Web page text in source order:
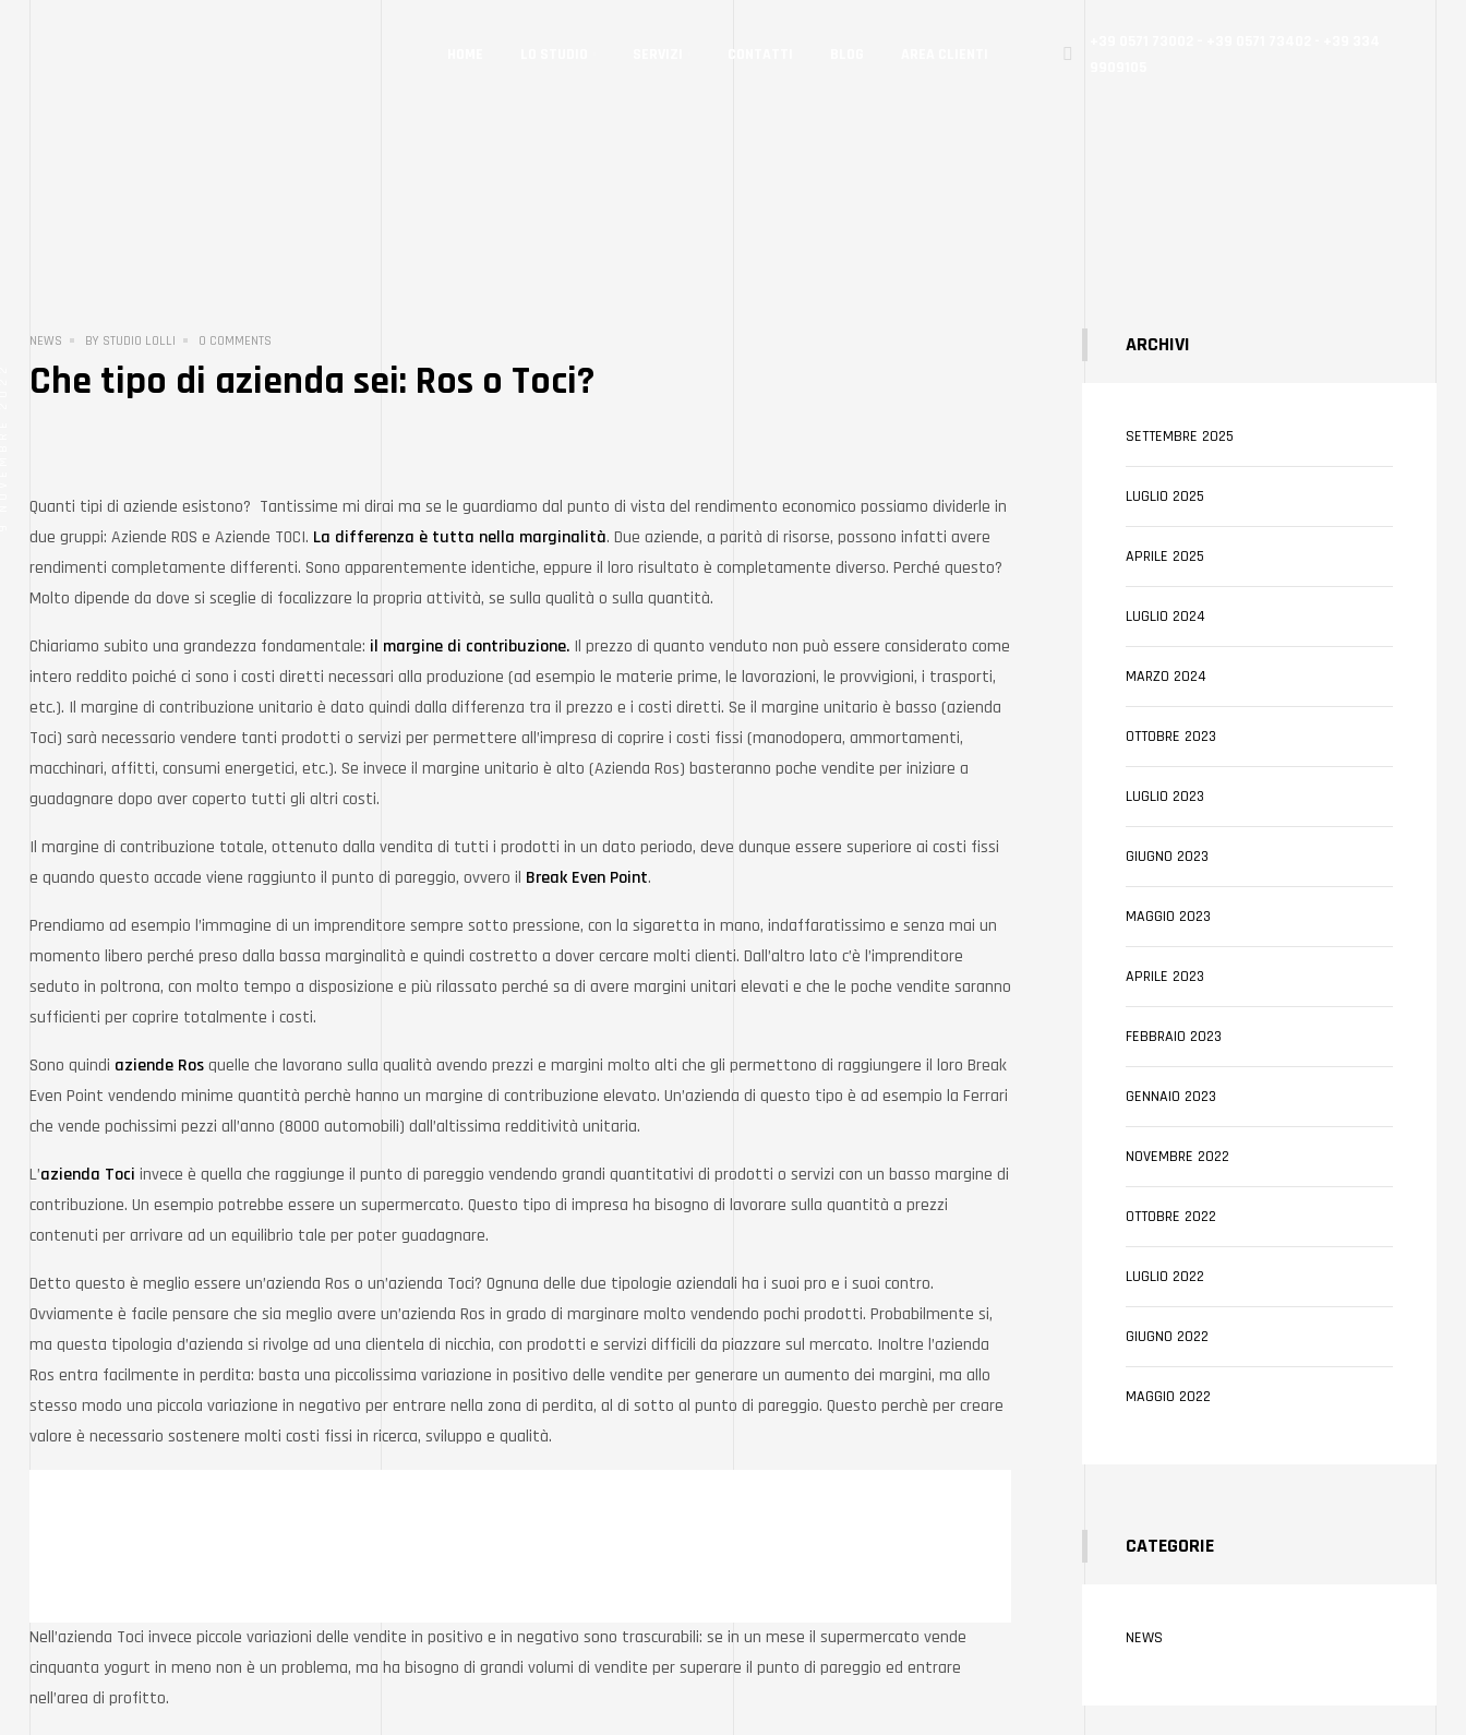
CONTATTI
NEWS BY STUDIO LOLLI 0 COMMENTS
Che tipo di azienda sei: Ros o Toci?
Quanti tipi di aziende esistono? Tantissime mi dirai ma se le guardiamo dal punto di vista del rendimento economico possiamo dividerle in
due gruppi: Aziende ROS e Aziende TOCI. La differenza è tutta nella marginalità. Due aziende, a parità di risorse, possono infatti avere
rendimenti completamente differenti. Sono apparentemente identiche, eppure il loro risultato è completamente diverso. Perché questo?
Molto dipende da dove si sceglie di focalizzare la propria attività, se sulla qualità o sulla quantità.
Chiariamo subito una grandezza fondamentale: il margine di contribuzione. Il prezzo di quanto venduto non può essere considerato come
intero reddito poiché ci sono i costi diretti necessari alla produzione (ad esempio le materie prime, le lavorazioni, le provvigioni, i trasporti,
etc.). Il margine di contribuzione unitario è dato quindi dalla differenza tra il prezzo e i costi diretti. Se il margine unitario è basso (azienda
Toci) sarà necessario vendere tanti prodotti o servizi per permettere all’impresa di coprire i costi fissi (manodopera, ammortamenti,
macchinari, affitti, consumi energetici, etc.). Se invece il margine unitario è alto (Azienda Ros) basteranno poche vendite per iniziare a
guadagnare dopo aver coperto tutti gli altri costi.
Il margine di contribuzione totale, ottenuto dalla vendita di tutti i prodotti in un dato periodo, deve dunque essere superiore ai costi fissi
e quando questo accade viene raggiunto il punto di pareggio, ovvero il Break Even Point.
Prendiamo ad esempio l’immagine di un imprenditore sempre sotto pressione, con la sigaretta in mano, indaffaratissimo e senza mai un
momento libero perché preso dalla bassa marginalità e quindi costretto a dover cercare molti clienti. Dall’altro lato c’è l’imprenditore
seduto in poltrona, con molto tempo a disposizione e più rilassato perché sa di avere margini unitari elevati e che le poche vendite saranno
sufficienti per coprire totalmente i costi.
Sono quindi aziende Rosquelle che lavorano sulla qualità avendo prezzi e margini molto alti che gli permettono di raggiungere il loro Break
Even Point vendendo minime quantità perchè hanno un margine di contribuzione elevato. Un’azienda di questo tipo è ad esempio la Ferrari
che vende pochissimi pezzi all’anno (8000 automobili) dall’altissima redditività unitaria.
L’azienda Toci invece è quella che raggiunge il punto di pareggio vendendo grandi quantitativi di prodotti o servizi con un basso margine di
contribuzione. Un esempio potrebbe essere un supermercato. Questo tipo di impresa ha bisogno di lavorare sulla quantità a prezzi
contenuti per arrivare ad un equilibrio tale per poter guadagnare.
Detto questo è meglio essere un’azienda Ros o un’azienda Toci? Ognuna delle due tipologie aziendali ha i suoi pro e i suoi contro.
Ovviamente è facile pensare che sia meglio avere un’azienda Ros in grado di marginare molto vendendo pochi prodotti. Probabilmente si,
ma questa tipologia d’azienda si rivolge ad una clientela di nicchia, con prodotti e servizi difficili da piazzare sul mercato. Inoltre l’azienda
Ros entra facilmente in perdita: basta una piccolissima variazione in positivo delle vendite per generare un aumento dei margini, ma allo
stesso modo una piccola variazione in negativo per entrare nella zona di perdita, al di sotto al punto di pareggio. Questo perchè per creare
valore è necessario sostenere molti costi fissi in ricerca, sviluppo e qualità.
Nell’azienda Toci invece piccole variazioni delle vendite in positivo e in negativo sono trascurabili: se in un mese il supermercato vende
cinquanta yogurt in meno non è un problema, ma ha bisogno di grandi volumi di vendite per superare il punto di pareggio ed entrare
nell’area di profitto.
ARCHIVI
SETTEMBRE 2025
LUGLIO 2025
APRILE 2025
LUGLIO 2024
MARZO 2024
OTTOBRE 2023
LUGLIO 2023
GIUGNO 2023
MAGGIO 2023
APRILE 2023
FEBBRAIO 2023
GENNAIO 2023
NOVEMBRE 2022
OTTOBRE 2022
LUGLIO 2022
GIUGNO 2022
MAGGIO 2022
CATEGORIE
NEWS